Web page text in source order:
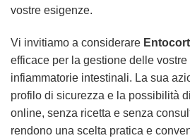
vostre esigenze.
Vi invitiamo a considerare Entocort
efficace per la gestione delle
infiammatorie intestinali. La sua
profilo di sicurezza e la possibilità
online, senza ricetta e senza
rendono una scelta pratica e